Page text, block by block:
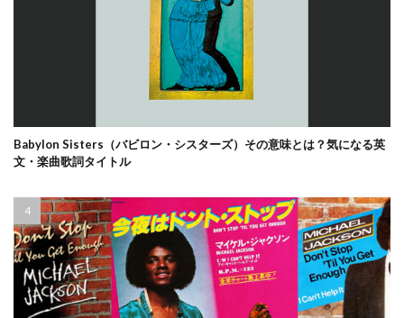
Babylon Sisters（バビロン・シスターズ）その意味とは？気になる英
文・楽曲歌詞タイトル